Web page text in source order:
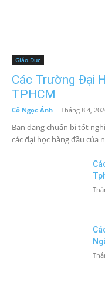
Giáo Dục
Các Trường Đại
TPHCM
Cô Ngọc Ánh - Tháng 8 4,
Bạn đang chuẩn bị tốt
các đại học hàng đầu của